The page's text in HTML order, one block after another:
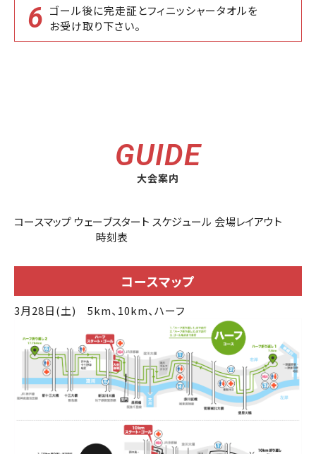
6 ゴール後に完走証とフィニッシャータオルを
お受け取り下さい。
GUIDE
大会案内
コースマップ ウェーブスタート
時刻表
スケジュール 会場レイアウト
コースマップ
3月28日(土) 5km、10km、ハーフ